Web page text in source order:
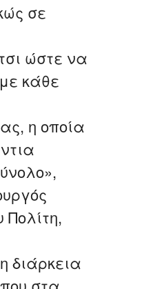
σε
ώστε να
κάθε
η οποία
Πολίτη,
διάρκεια